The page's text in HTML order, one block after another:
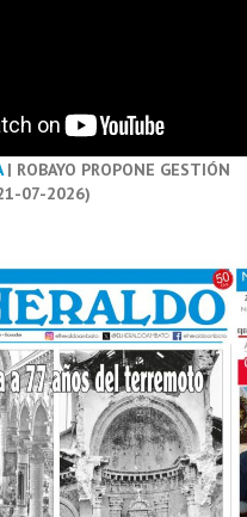
| ROBAYO PROPONE GESTIÓN
07-2026)